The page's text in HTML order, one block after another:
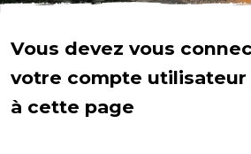
Vous devez vous
votre compte utilisateur
à cette page